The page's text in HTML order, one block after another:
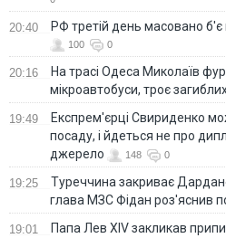
20:40 РФ третій день масовано б'є
100 0
20:16
На трасі Одеса Миколаїв
мікроавтобуси, троє
19:49
Експрем'єрці Свириденко
посаду, і йдеться не про
джерело
148 0
19:25
Туреччина закриває
глава МЗС Фідан роз'яснив
19:01
Папа Лев XIV закликав